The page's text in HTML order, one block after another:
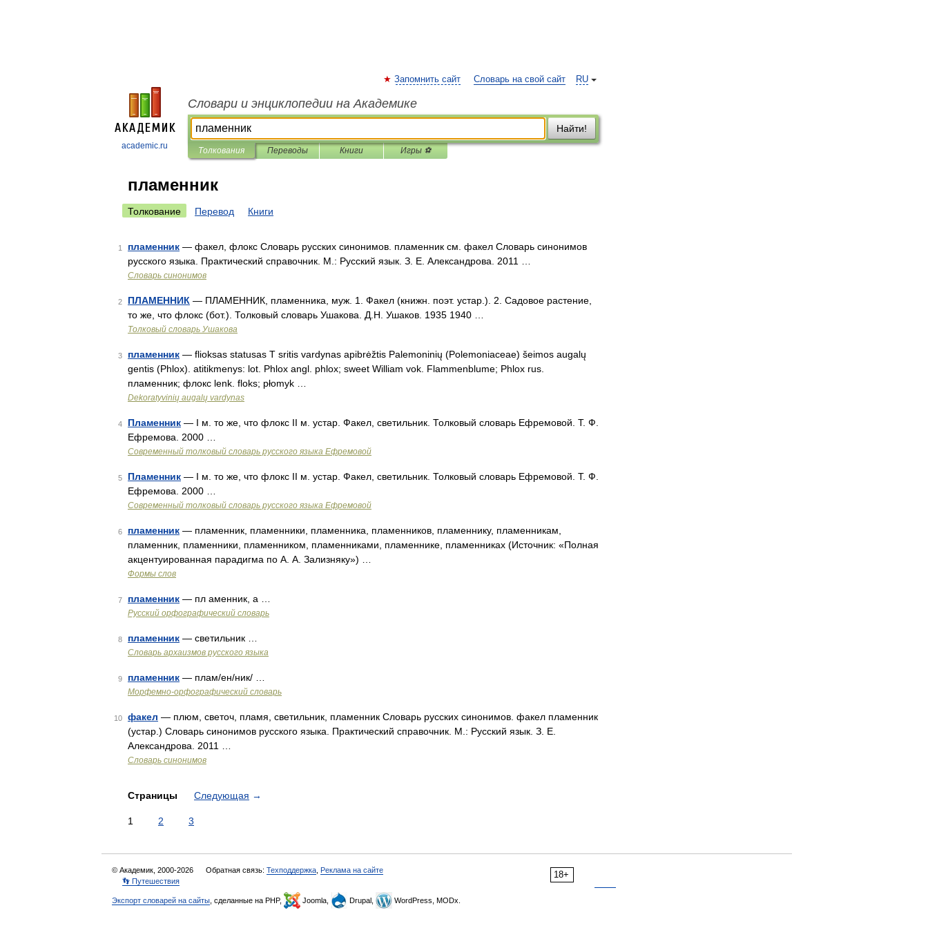
academic.ru
RU
Запомнить сайт Словарь на свой сайт
Словари и энциклопедии на Академике
Найти!
Толкования Переводы Книги Игры ⚽
пламенник
Толкование Перевод Книги
1 пламенник — факел, флокс Словарь русских синонимов. пламенник см. факел Словарь синонимов
русского языка. Практический справочник. М.: Русский язык. З. Е. Александрова. 2011 …
Словарь синонимов
2 ПЛАМЕННИК — ПЛАМЕННИК, пламенника, муж. 1. Факел (книжн. поэт. устар.). 2. Садовое растение,
то же, что флокс (бот.). Толковый словарь Ушакова. Д.Н. Ушаков. 1935 1940 …
Толковый словарь Ушакова
3 пламенник — flioksas statusas T sritis vardynas apibrėžtis Palemoninių (Polemoniaceae) šeimos augalų
gentis (Phlox). atitikmenys: lot. Phlox angl. phlox; sweet William vok. Flammenblume; Phlox rus.
пламенник; флокс lenk. floks; płomyk …
Dekoratyvinių augalų vardynas
4 Пламенник — I м. то же, что флокс II м. устар. Факел, светильник. Толковый словарь Ефремовой. Т. Ф.
Ефремова. 2000 …
Современный толковый словарь русского языка Ефремовой
5 Пламенник — I м. то же, что флокс II м. устар. Факел, светильник. Толковый словарь Ефремовой. Т. Ф.
Ефремова. 2000 …
Современный толковый словарь русского языка Ефремовой
6 пламенник — пламенник, пламенники, пламенника, пламенников, пламеннику, пламенникам,
пламенник, пламенники, пламенником, пламенниками, пламеннике, пламенниках (Источник: «Полная
акцентуированная парадигма по А. А. Зализняку») …
Формы слов
7 пламенник — пл аменник, а …
Русский орфографический словарь
8 пламенник — светильник …
Cловарь архаизмов русского языка
9 пламенник — плам/ен/ник/ …
Морфемно-орфографический словарь
10 факел — плюм, светоч, пламя, светильник, пламенник Словарь русских синонимов. факел пламенник
(устар.) Словарь синонимов русского языка. Практический справочник. М.: Русский язык. З. Е.
Александрова. 2011 …
Словарь синонимов
Страницы Следующая →
1 2 3
18+
© Академик, 2000-2026 Обратная связь: Техподдержка Реклама на сайте
👣 Путешествия
Экспорт словарей на сайты , сделанные на PHP, Joomla, Drupal, WordPress, MODx.